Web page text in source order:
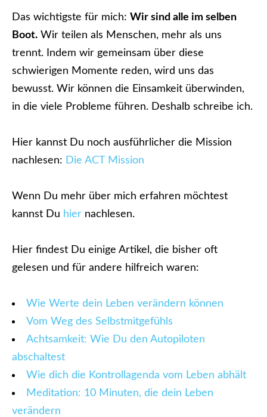
Das wichtigste für mich: Wir sind alle im selben
Boot. Wir teilen als Menschen, mehr als uns
trennt. Indem wir gemeinsam über diese
schwierigen Momente reden, wird uns das
bewusst. Wir können die Einsamkeit überwinden,
in die viele Probleme führen. Deshalb schreibe ich.
Hier kannst Du noch ausführlicher die Mission
nachlesen: Die ACT Mission
Wenn Du mehr über mich erfahren möchtest
kannst Du hier nachlesen.
Hier findest Du einige Artikel, die bisher oft
gelesen und für andere hilfreich waren:
Wie Werte dein Leben verändern können
Vom Weg des Selbstmitgefühls
Achtsamkeit: Wie Du den Autopiloten
abschaltest
Wie dich die Kontrollagenda vom Leben abhält
Meditation: 10 Minuten, die dein Leben
verändern